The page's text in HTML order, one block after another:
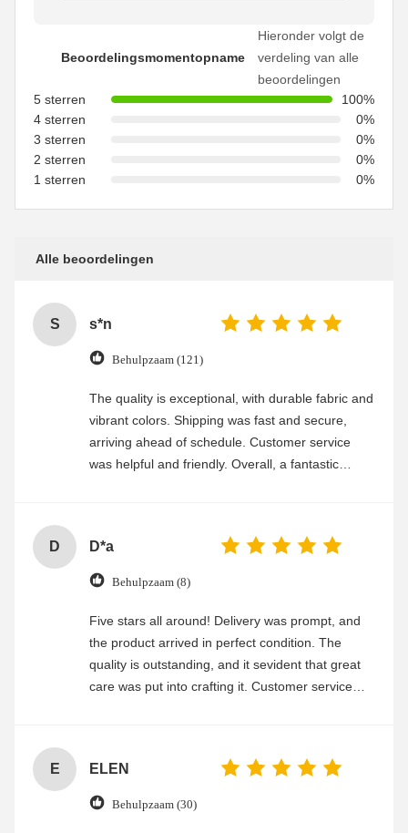
Beoordelingsmomentopname
Hieronder volgt de
verdeling van alle
beoordelingen
5 sterren
100%
4 sterren
0%
3 sterren
0%
2 sterren
0%
1 sterren
0%
Alle beoordelingen
S s*n
Behulpzaam (121)
The quality is exceptional, with durable fabric and
vibrant colors. Shipping was fast and secure,
arriving ahead of schedule. Customer service
was helpful and friendly. Overall, a fantastic
D D*a
Behulpzaam (8)
Five stars all around! Delivery was prompt, and
the product arrived in perfect condition. The
quality is outstanding, and it sevident that great
care was put into crafting it. Customer service
E ELEN
Behulpzaam (30)